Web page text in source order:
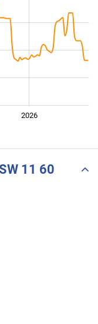
2026
11 60